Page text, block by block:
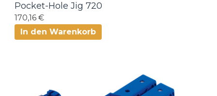
Pocket-Hole Jig 720
170,16 €
In den Warenkorb